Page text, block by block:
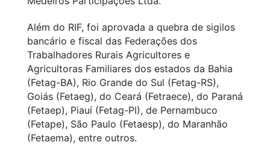
Além do RIF, foi aprovada a quebra de sigilos
bancário e fiscal das Federações dos
Trabalhadores Rurais Agricultores e
Agricultoras Familiares dos estados da Bahia
(Fetag-BA), Rio Grande do Sul (Fetag-RS),
Goiás (Fetaeg), do Ceará (Fetraece), do Paraná
(Fetaep), Piauí (Fetag-PI), de Pernambuco
(Fetape), São Paulo (Fetaesp), do Maranhão
(Fetaema), entre outros.